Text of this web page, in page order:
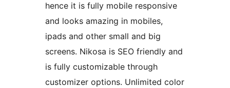
hence it is fully mobile responsive
and looks amazing in mobiles,
ipads and other small and big
screens. Nikosa is SEO friendly and
is fully customizable through
customizer options. Unlimited color